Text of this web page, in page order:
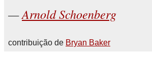
Arnold Schoenberg
contribuição de Bryan Baker